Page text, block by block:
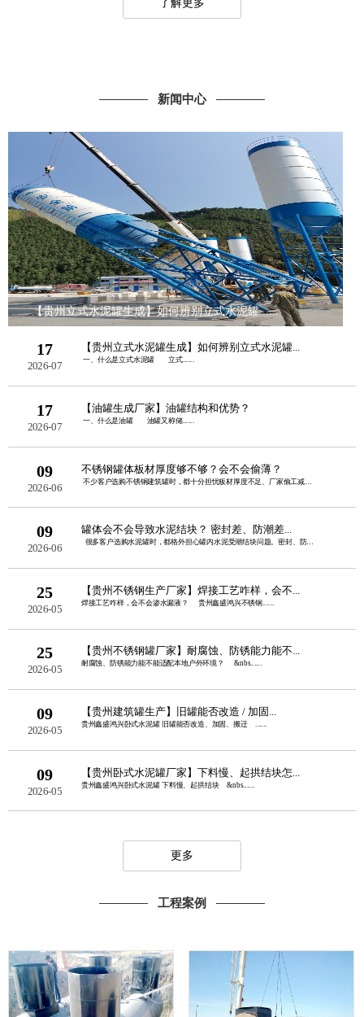
新闻中心
【贵州立式水泥罐生成】如何辨别立式水泥罐......
17
2026-07
【贵州立式水泥罐生成】如何辨别立式水泥罐...
一、什么是立式水泥罐 立式......
17
2026-07
【油罐生成厂家】油罐结构和优势？
一、什么是油罐 油罐又称储......
09
2026-06
不锈钢罐体板材厚度够不够？会不会偷薄？
不少客户选购不锈钢建筑罐时，都十分担忧板材厚度不足、厂家偷工减料。板......
09
2026-06
罐体会不会导致水泥结块？ 密封差、防潮差...
很多客户选购水泥罐时，都格外担心罐内水泥受潮结块问题。密封、防潮性......
25
2026-05
【贵州不锈钢生产厂家】焊接工艺咋样，会不...
焊接工艺咋样，会不会渗水漏液？ 贵州鑫盛鸿兴不锈钢......
25
2026-05
【贵州不锈钢罐厂家】耐腐蚀、防锈能力能不...
耐腐蚀、防锈能力能不能适配本地户外环境？ &nbs......
09
2026-05
【贵州建筑罐生产】旧罐能否改造 / 加固...
贵州鑫盛鸿兴卧式水泥罐 旧罐能否改造、加固、搬迁 ......
09
2026-05
【贵州卧式水泥罐厂家】下料慢、起拱结块怎...
贵州鑫盛鸿兴卧式水泥罐 下料慢、起拱结块 &nbs......
更多
工程案例